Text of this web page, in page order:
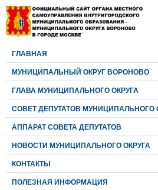
ГЛАВНАЯ
МУНИЦИПАЛЬНЫЙ ОКРУГ ВОРОНОВО
ГЛАВА МУНИЦИПАЛЬНОГО ОКРУГА
CОВЕТ ДЕПУТАТОВ МУНИЦИПАЛЬНОГО
АППАРАТ СОВЕТА ДЕПУТАТОВ
НОВОСТИ МУНИЦИПАЛЬНОГО ОКРУГА
КОНТАКТЫ
ПОЛЕЗНАЯ ИНФОРМАЦИЯ